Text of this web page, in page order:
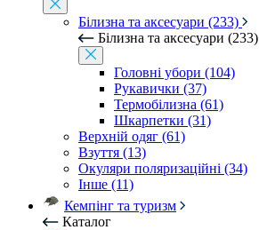
Білизна та аксесуари (233)
Білизна та аксесуари (233)
Головні убори (104)
Рукавички (37)
Термобілизна (61)
Шкарпетки (31)
Верхній одяг (61)
Взуття (13)
Окуляри поляризаційні (34)
Інше (11)
Кемпінг та туризм
Каталог